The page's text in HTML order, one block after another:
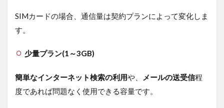
SIMカードの場合、通信量は契約プランによって変化しま
す。
少量プラン(1～3GB)
簡単なインターネット検索の利用や、 メールの送受信程
度であれば問題なく使用できる容量です。